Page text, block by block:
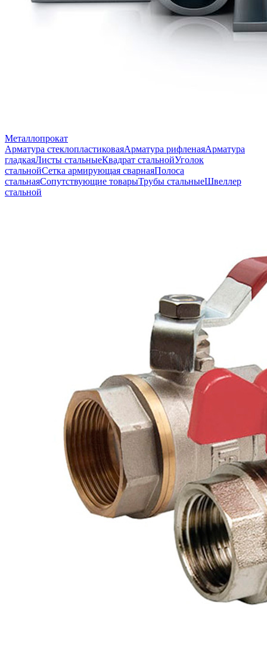
Металлопрокат
Арматура стеклопластиковаяАрматура рифленаяАрматура
гладкаяЛисты стальныеКвадрат стальнойУголок
стальнойСетка армирующая сварнаяПолоса
стальнаяСопутствующие товарыТрубы стальныеШвеллер
стальной